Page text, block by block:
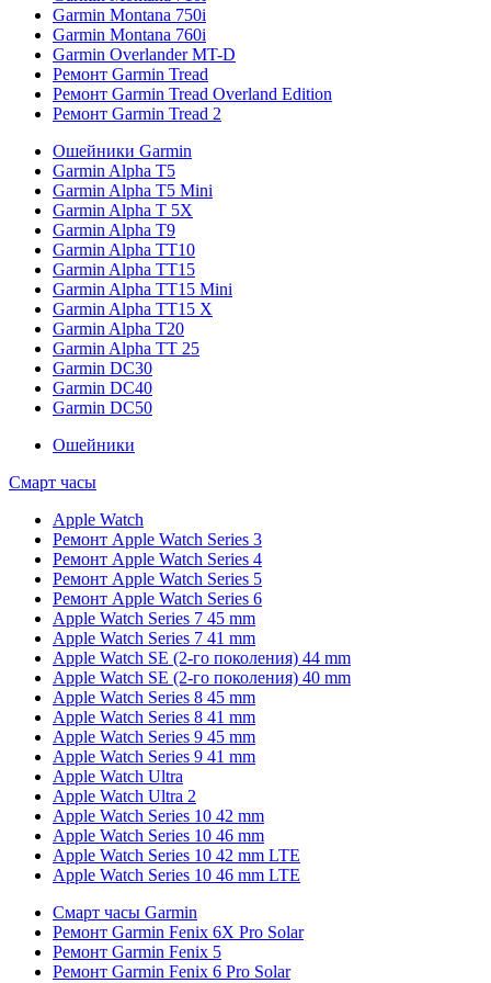
Garmin Montana 750i
Garmin Montana 760i
Garmin Overlander MT-D
Ремонт Garmin Tread
Ремонт Garmin Tread Overland Edition
Ремонт Garmin Tread 2
Ошейники Garmin
Garmin Alpha T5
Garmin Alpha T5 Mini
Garmin Alpha T 5X
Garmin Alpha T9
Garmin Alpha TT10
Garmin Alpha TT15
Garmin Alpha TT15 Mini
Garmin Alpha TT15 X
Garmin Alpha T20
Garmin Alpha TT 25
Garmin DC30
Garmin DC40
Garmin DC50
Ошейники
Смарт часы
Apple Watch
Ремонт Apple Watch Series 3
Ремонт Apple Watch Series 4
Ремонт Apple Watch Series 5
Ремонт Apple Watch Series 6
Apple Watch Series 7 45 mm
Apple Watch Series 7 41 mm
Apple Watch SE (2-го поколения) 44 mm
Apple Watch SE (2-го поколения) 40 mm
Apple Watch Series 8 45 mm
Apple Watch Series 8 41 mm
Apple Watch Series 9 45 mm
Apple Watch Series 9 41 mm
Apple Watch Ultra
Apple Watch Ultra 2
Apple Watch Series 10 42 mm
Apple Watch Series 10 46 mm
Apple Watch Series 10 42 mm LTE
Apple Watch Series 10 46 mm LTE
Смарт часы Garmin
Ремонт Garmin Fenix 6X Pro Solar
Ремонт Garmin Fenix 5
Ремонт Garmin Fenix 6 Pro Solar